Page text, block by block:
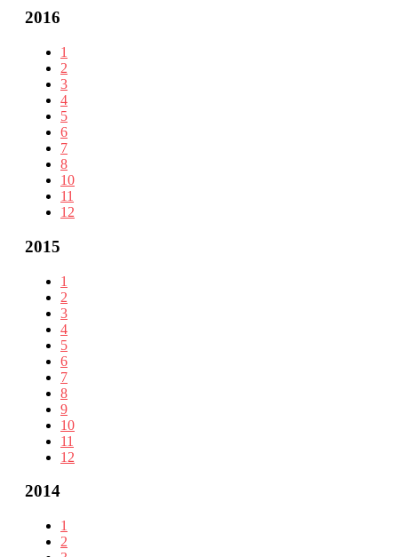
2016
1
2
3
4
5
6
7
8
10
11
12
2015
1
2
3
4
5
6
7
8
9
10
11
12
2014
1
2